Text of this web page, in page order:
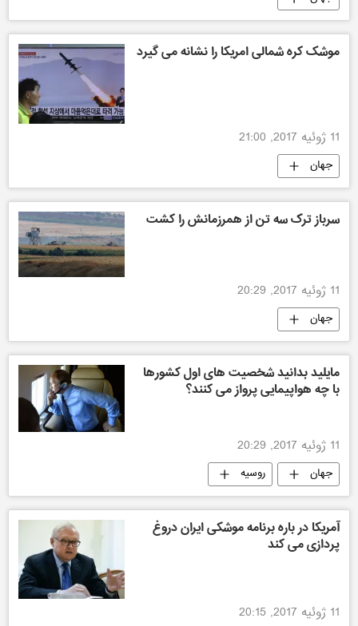
موشک کره شمالی امریکا را نشانه می گیرد
11 ژوئیه 2017, 21:00
جهان
سرباز ترک سه تن از همرزمانش را کشت
11 ژوئیه 2017, 20:29
جهان
مایلید بدانید شخصیت های اول کشورها
با چه هواپیمایی پرواز می کنند؟
11 ژوئیه 2017, 20:29
جهان روسیه
آمریکا در باره برنامه موشکی ایران دروغ
پردازی می کند
11 ژوئیه 2017, 20:15